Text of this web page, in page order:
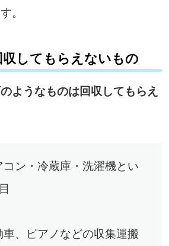
。
してもらえないもの
ようなものは回収してもらえ
ン・冷蔵庫・洗濯機とい
、ピアノなどの収集運搬